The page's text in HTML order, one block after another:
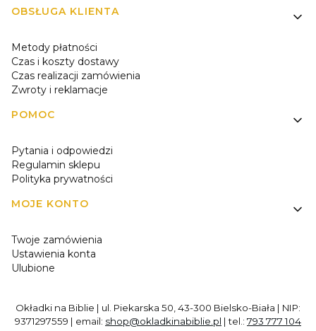
OBSŁUGA KLIENTA
Metody płatności
Czas i koszty dostawy
Czas realizacji zamówienia
Zwroty i reklamacje
POMOC
Pytania i odpowiedzi
Regulamin sklepu
Polityka prywatności
MOJE KONTO
Twoje zamówienia
Ustawienia konta
Ulubione
Okładki na Biblie | ul. Piekarska 50, 43-300 Bielsko-Biała | NIP:
9371297559 | email: shop@okladkinabiblie.pl | tel.: 793 777 104